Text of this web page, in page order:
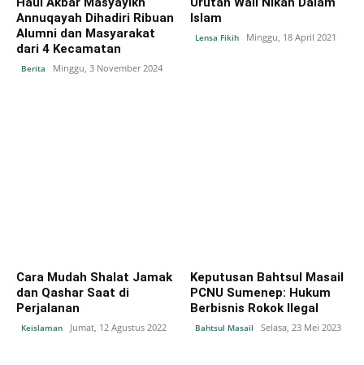
Annuqayah Dihadiri Ribuan
Alumni dan Masyarakat
dari 4 Kecamatan
Berita Minggu, 3 November 2024
Islam
Lensa Fikih Minggu, 18 April 2021
Cara Mudah Shalat Jamak
dan Qashar Saat di
Perjalanan
Keislaman Jumat, 12 Agustus 2022
Keputusan Bahtsul Masail
PCNU Sumenep: Hukum
Berbisnis Rokok Ilegal
Bahtsul Masail Selasa, 23 Mei 2023